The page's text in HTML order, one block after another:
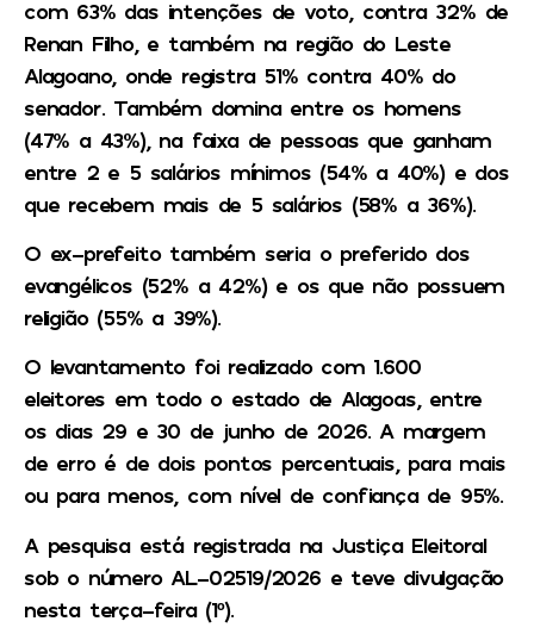
com 63% das intenções de voto, contra 32% de
Renan Filho, e também na região do Leste
Alagoano, onde registra 51% contra 40% do
senador. Também domina entre os homens
(47% a 43%), na faixa de pessoas que ganham
entre 2 e 5 salários mínimos (54% a 40%) e dos
que recebem mais de 5 salários (58% a 36%).
O ex-prefeito também seria o preferido dos
evangélicos (52% a 42%) e os que não possuem
religião (55% a 39%).
O levantamento foi realizado com 1.600
eleitores em todo o estado de Alagoas, entre
os dias 29 e 30 de junho de 2026. A margem
de erro é de dois pontos percentuais, para mais
ou para menos, com nível de confiança de 95%.
A pesquisa está registrada na Justiça Eleitoral
sob o número AL-02519/2026 e teve divulgação
nesta terça-feira (1º).